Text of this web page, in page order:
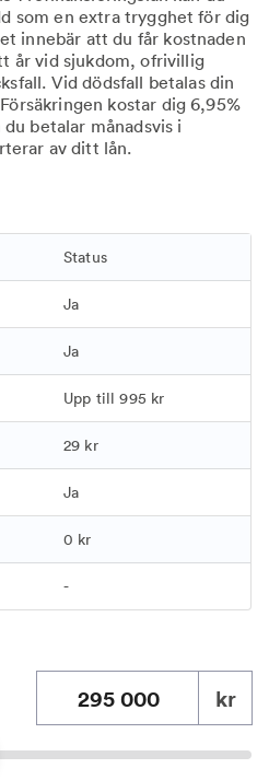
som en extra trygghet för dig
innebär att du får kostnaden
år vid sjukdom, ofrivillig
Vid dödsfall betalas din
kostar dig 6,95%
betalar månadsvis i
av ditt lån.
Status
Ja
Ja
Upp till 995 kr
29 kr
Ja
0 kr
-
kr